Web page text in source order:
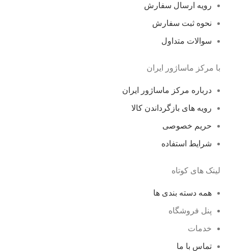
رویه ارسال سفارش
نحوه ثبت سفارش
سوالات متداول
با مرکز ماساژور ایران
درباره مرکز ماساژور ایران
رویه های بازگرداندن کالا
حریم خصوصی
شرایط استفاده
لینک های کوتاه
همه دسته بندی ها
پنل فروشگاه
خدمات
تماس با ما